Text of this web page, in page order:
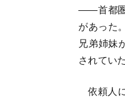
――首都圏
があった
兄弟姉妹
されてい
依頼人